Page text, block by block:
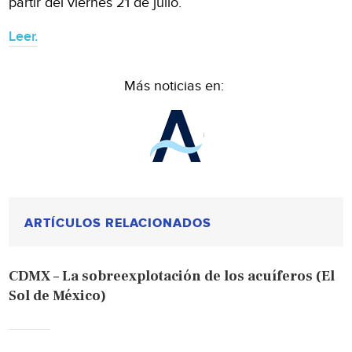
Leer.
Más noticias en:
ARTÍCULOS RELACIONADOS
CDMX – La sobreexplotación de los acuíferos (El
Sol de México)